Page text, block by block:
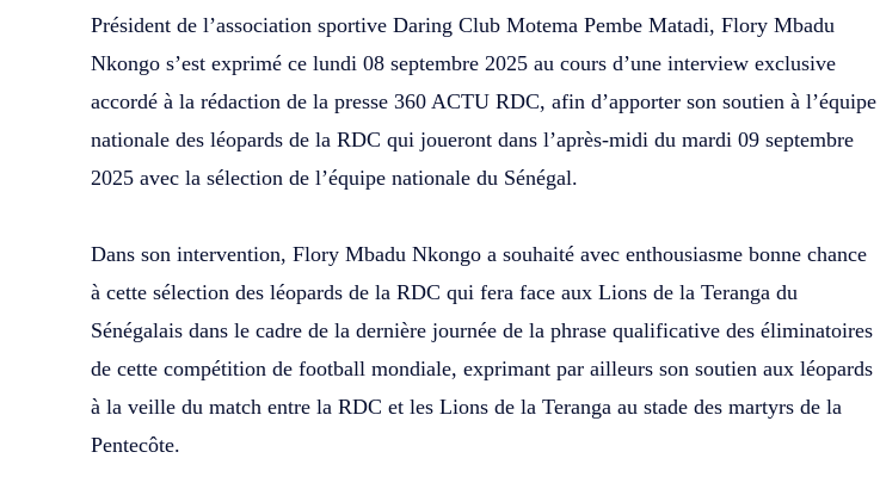
Président de l’association sportive Daring Club Motema Pembe Matadi, Flory Mbadu
Nkongo s’est exprimé ce lundi 08 septembre 2025 au cours d’une interview exclusive
accordé à la rédaction de la presse 360 ACTU RDC, afin d’apporter son soutien à l’équipe
nationale des léopards de la RDC qui joueront dans l’après-midi du mardi 09 septembre
2025 avec la sélection de l’équipe nationale du Sénégal.
‎Dans son intervention, Flory Mbadu Nkongo a souhaité avec enthousiasme bonne chance
à cette sélection des léopards de la RDC qui fera face aux Lions de la Teranga du
Sénégalais dans le cadre de la dernière journée de la phrase qualificative des éliminatoires
de cette compétition de football mondiale, exprimant par ailleurs son soutien aux léopards
à la veille du match entre la RDC et les Lions de la Teranga au stade des martyrs de la
Pentecôte.